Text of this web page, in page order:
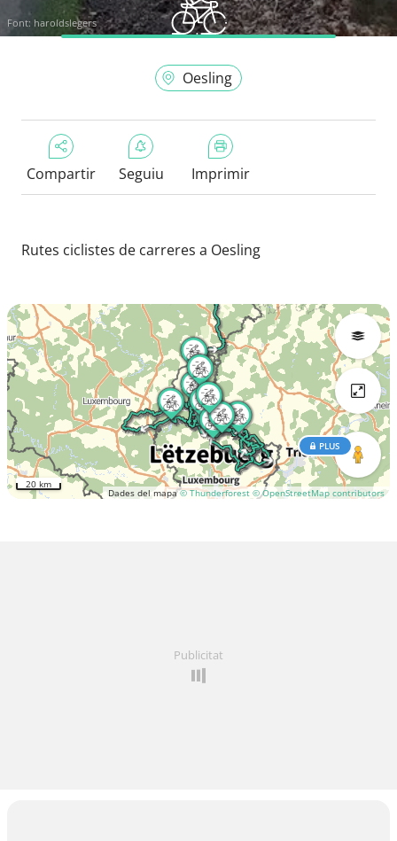
Font: haroldslegers
Oesling
Compartir Seguiu Imprimir
Rutes ciclistes de carreres a Oesling
Dades del mapa© Thunderforest © OpenStreetMap contributors
PLUS
20 km
Publicitat